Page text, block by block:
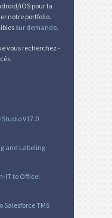
iOS pour la
notre portfolio.
sur demande.
vous recherchez -
V17.0
and Labeling
IT to Office!
Salesforce TMS